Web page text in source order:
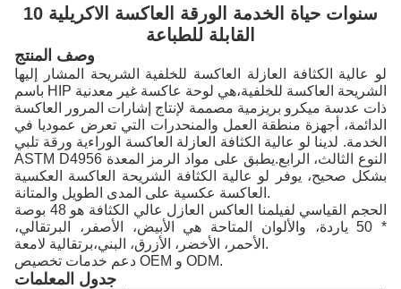
10 سنوات حياة الخدمة الورقة العاكسة الاكريلية
القابلة للطباعة
وصف المنتج
لو عالية الكثافة العازلة العاكسة للخلفية الشريحة المشار إليها
باسم HIP الشريحة العاكسة للخلفية،هي لوحة عاكسة غير معدنية
ذات عدسة ميكرو بريزمية مصممة لإنتاج إشارات المرور العاكسة
الدائمة، أجهزة منطقة العمل والمنحدرات التي تعرض عموديا في
الخدمة. لدينا لو عالية الكثافة العازلة العاكسة الوراءية ورقة تلبي
ASTM D4956 النوع الثالث، الرابع.يطبق على مواد الرمز المعدة
بشكل صحيح، يوفر لو عالية الكثافة الشريحة العاكسة العكسية
العاكسة عكسية على المدى الطويل والمتانة.
الحجم القياسي لفيلمنا العاكس العازل عالي الكثافة هو 48 بوصة
* 50 ياردة، والألوان المتاحة هي الأبيض، الأصفر، البرتقالي،
الأحمر، الأخضر، الأزرق، البني،برتقالية لامعة.
دعم خدمات تخصيص OEM و ODM.
جدول المعلمات